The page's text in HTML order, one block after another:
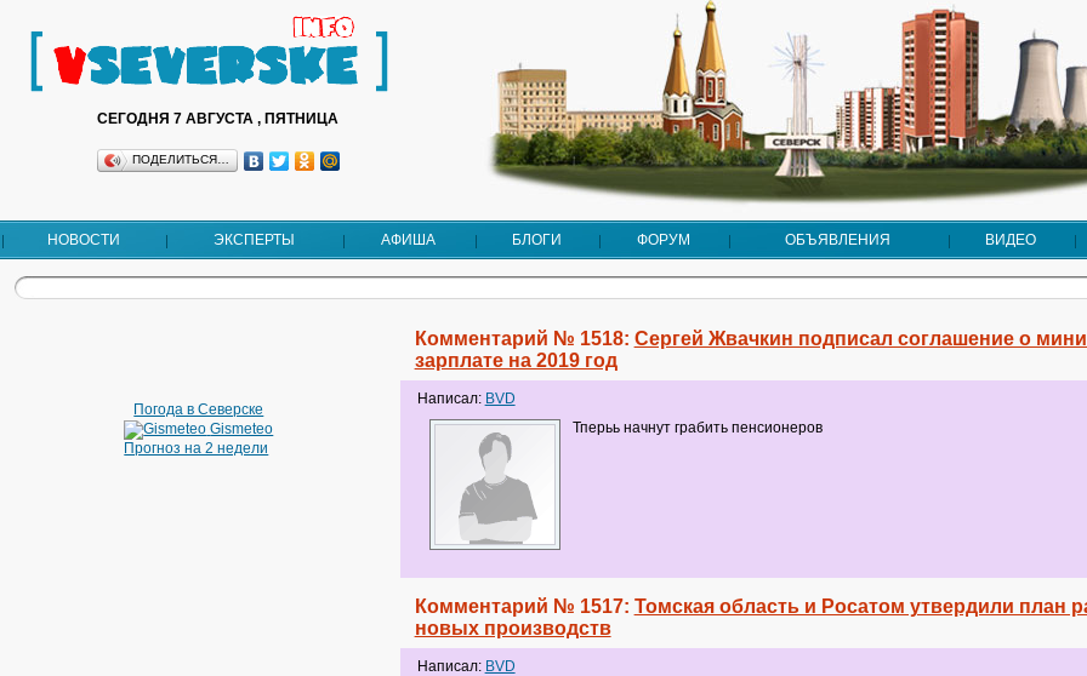
СЕГОДНЯ 7 АВГУСТА , ПЯТНИЦА
ПОДЕЛИТЬСЯ…
НОВОСТИ ЭКСПЕРТЫ АФИША БЛОГИ ФОРУМ ОБЪЯВЛЕНИЯ ВИДЕО
Погода в Северске
Gismeteo
Прогноз на 2 недели
Комментарий № 1518: Сергей Жвачкин подписал соглашение о
зарплате на 2019 год
Написал: BVD
Тперьь начнут грабить пенсионеров
Комментарий № 1517: Томская область и Росатом утвердили план
новых производств
Написал: BVD